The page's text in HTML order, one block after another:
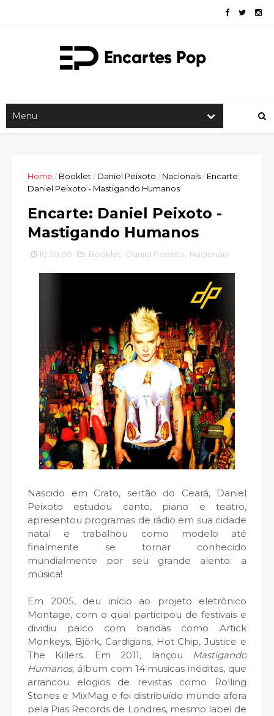
Home / Booklet / Daniel Peixoto / Nacionais/ Encarte:
Daniel Peixoto - Mastigando Humanos
Encarte: Daniel Peixoto -
Mastigando Humanos
10:30:00 Booklet Daniel Peixoto Nacionais
Nascido em Crato, sertão do Ceará, Daniel
Peixoto estudou canto, piano e teatro,
apresentou programas de rádio em sua cidade
natal e trabalhou como modelo até
finalmente se tornar conhecido
mundialmente por seu grande alento: a
música!
Em 2005, deu início ao projeto eletrônico
Montage, com o qual participou de festivais e
dividiu palco com bandas como Artick
Monkeys, Björk, Cardigans, Hot Chip, Justice e
The Killers. Em 2011, lançou Mastigando
Humanos, álbum com 14 musicas inéditas, que
arrancou elogios de revistas como Rolling
Stones e MixMag e foi distribuído mundo afora
pela Pias Records de Londres, mesmo label de